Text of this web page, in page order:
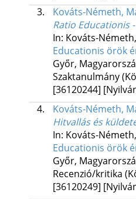
3.
Kováts-Németh,
Ratio Educationis
In: Kováts-
Educationis örök
Győr,
Szaktanulmány
[36120244]
4.
Kováts-Németh,
Hitvallás és
In: Kováts-
Educationis örök
Győr,
Recenzió/kritika
[36120249]